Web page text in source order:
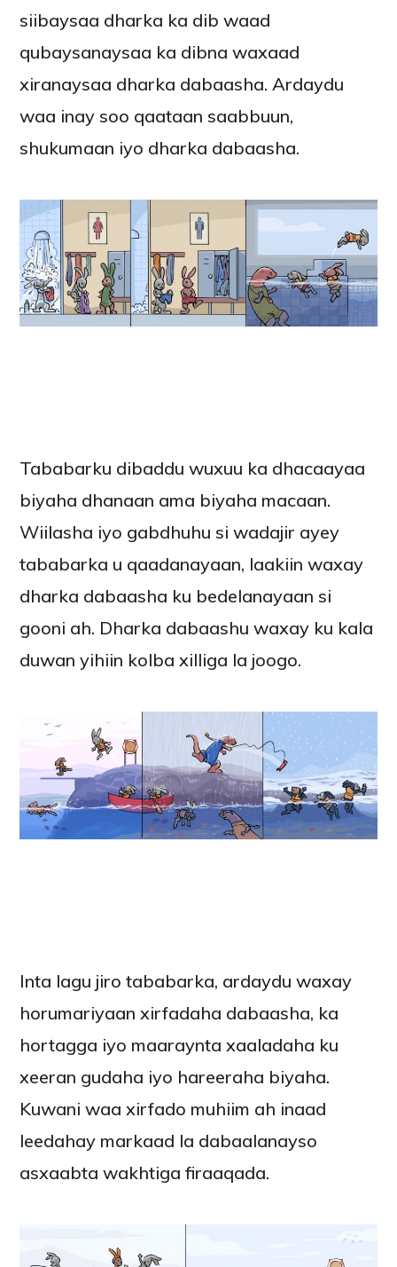
siibaysaa dharka ka dib waad
qubaysanaysaa ka dibna waxaad
xiranaysaa dharka dabaasha. Ardaydu
waa inay soo qaataan saabbuun,
shukumaan iyo dharka dabaasha.
Tababarku dibaddu wuxuu ka dhacaayaa
biyaha dhanaan ama biyaha macaan.
Wiilasha iyo gabdhuhu si wadajir ayey
tababarka u qaadanayaan, laakiin waxay
dharka dabaasha ku bedelanayaan si
gooni ah. Dharka dabaashu waxay ku kala
duwan yihiin kolba xilliga la joogo.
Inta lagu jiro tababarka, ardaydu waxay
horumariyaan xirfadaha dabaasha, ka
hortagga iyo maaraynta xaaladaha ku
xeeran gudaha iyo hareeraha biyaha.
Kuwani waa xirfado muhiim ah inaad
leedahay markaad la dabaalanayso
asxaabta wakhtiga firaaqada.